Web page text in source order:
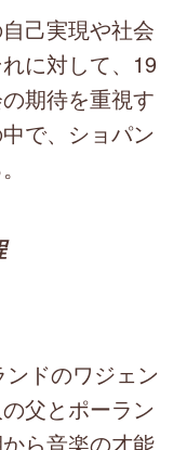
己実現や社会
に対して、19
期待を重視す
で、ショパン
ドのワジェン
父とポーラン
ら音楽の才能